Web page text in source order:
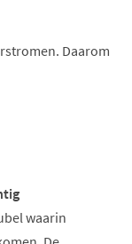
Daarom
waarin